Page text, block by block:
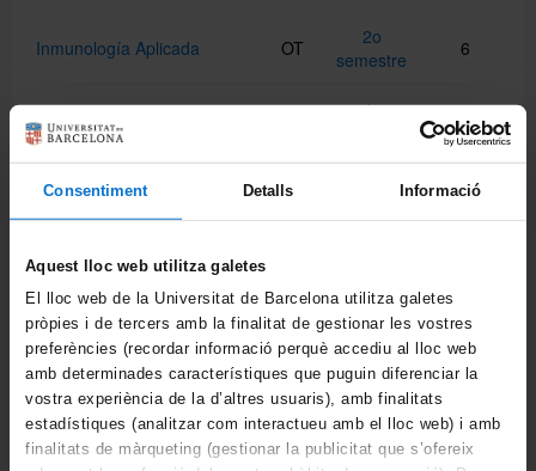
Consentiment Detalls Informació
Aquest lloc web utilitza galetes
El lloc web de la Universitat de Barcelona utilitza galetes
pròpies i de tercers amb la finalitat de gestionar les vostres
preferències (recordar informació perquè accediu al lloc web
amb determinades característiques que puguin diferenciar la
vostra experiència de la d’altres usuaris), amb finalitats
estadístiques (analitzar com interactueu amb el lloc web) i amb
finalitats de màrqueting (gestionar la publicitat que s’ofereix
Inmunología Aplicada OT
2o
semestre
6
Laboratorio I
1r
6
Laboratorio II OB 6
Laboratorio III
Laboratorio IV
2o
semestre
6
Matemáticas FB
1r
semestre
6